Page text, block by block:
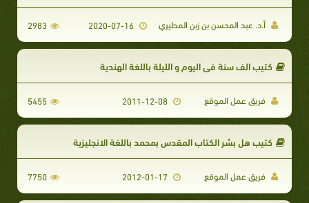
أ.د. عبد المحسن بن زبن المطيري 2020-07-16
2983
كتيب الف سنة في اليوم و الليلة باللغة الهندية
فريق عمل الموقع 5455
كتيب هل بشر الكتاب المقدس بمحمد باللغة الانجليزية
فريق عمل الموقع 7750